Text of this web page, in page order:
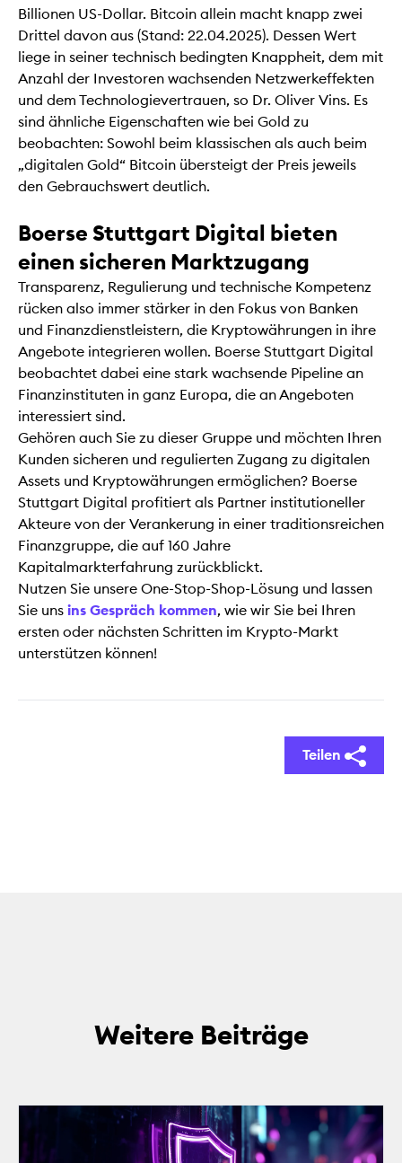
Billionen US-Dollar. Bitcoin allein macht knapp zwei
Drittel davon aus (Stand: 22.04.2025). Dessen Wert
liege in seiner technisch bedingten Knappheit, dem mit
Anzahl der Investoren wachsenden Netzwerkeffekten
und dem Technologievertrauen, so Dr. Oliver Vins. Es
sind ähnliche Eigenschaften wie bei Gold zu
beobachten: Sowohl beim klassischen als auch beim
„digitalen Gold“ Bitcoin übersteigt der Preis jeweils
den Gebrauchswert deutlich.
Boerse Stuttgart Digital bieten
einen sicheren Marktzugang
Transparenz, Regulierung und technische Kompetenz
rücken also immer stärker in den Fokus von Banken
und Finanzdienstleistern, die Kryptowährungen in ihre
Angebote integrieren wollen. Boerse Stuttgart Digital
beobachtet dabei eine stark wachsende Pipeline an
Finanzinstituten in ganz Europa, die an Angeboten
interessiert sind.
Gehören auch Sie zu dieser Gruppe und möchten Ihren
Kunden sicheren und regulierten Zugang zu digitalen
Assets und Kryptowährungen ermöglichen? Boerse
Stuttgart Digital profitiert als Partner institutioneller
Akteure von der Verankerung in einer traditionsreichen
Finanzgruppe, die auf 160 Jahre
Kapitalmarkterfahrung zurückblickt.
Nutzen Sie unsere One-Stop-Shop-Lösung und lassen
Sie uns ins Gespräch kommen, wie wir Sie bei Ihren
ersten oder nächsten Schritten im Krypto-Markt
unterstützen können!
Teilen
Weitere Beiträge